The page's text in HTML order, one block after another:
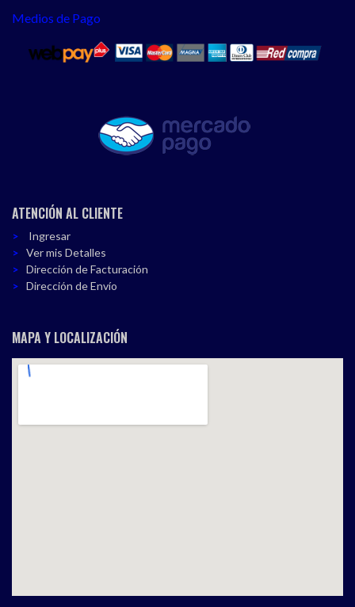
Medios de Pago
ATENCIÓN AL CLIENTE
Ingresar
Ver mis Detalles
Dirección de Facturación
Dirección de Envío
MAPA Y LOCALIZACIÓN